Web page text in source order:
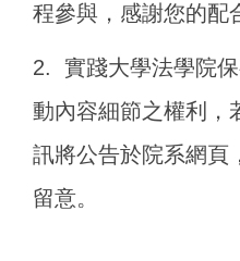
程參與，感謝您的配
2. 實踐大學法學院
動內容細節之權利，
訊將公告於院系網頁
留意。